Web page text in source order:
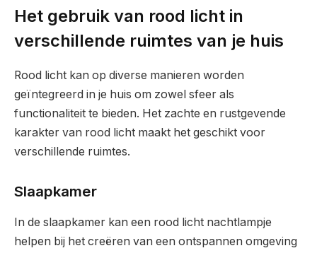
Het gebruik van rood licht in
verschillende ruimtes van je huis
Rood licht kan op diverse manieren worden
geïntegreerd in je huis om zowel sfeer als
functionaliteit te bieden. Het zachte en rustgevende
karakter van rood licht maakt het geschikt voor
verschillende ruimtes.
Slaapkamer
In de slaapkamer kan een rood licht nachtlampje
helpen bij het creëren van een ontspannen omgeving